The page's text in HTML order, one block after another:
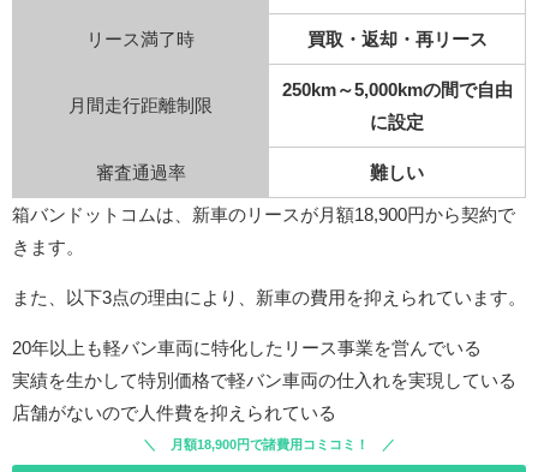
リース満了時 買取・返却・再リース
月間走行距離制限
250km～5,000kmの間で自由
に設定
審査通過率 難しい
箱バンドットコムは、新車のリースが月額18,900円から契約で
きます。
また、以下3点の理由により、新車の費用を抑えられています。
20年以上も軽バン車両に特化したリース事業を営んでいる
実績を生かして特別価格で軽バン車両の仕入れを実現している
店舗がないので人件費を抑えられている
月額18,900円で諸費用コミコミ！